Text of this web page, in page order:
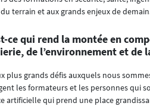
terrain et aux grands enjeux de
ce qui rend la montée en
de l’environnement et de
plus grands défis auxquels nous
les formateurs et les personnes qui
artificielle qui prend une place